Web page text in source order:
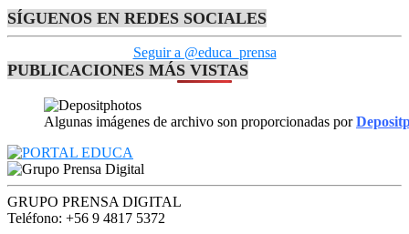
SÍGUENOS EN REDES SOCIALES
Seguir a @educa_prensa
PUBLICACIONES MÁS VISTAS
Algunas imágenes de archivo son proporcionadas por
GRUPO PRENSA DIGITAL
Teléfono: +56 9 4817 5372